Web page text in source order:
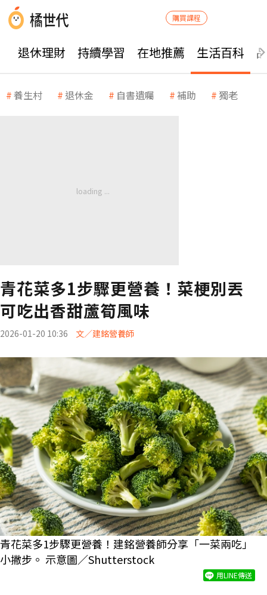
購買課程
退休理財 持續學習 在地推薦 生活百科
養生村 退休金 自書遺囑 補助 獨老
青花菜多1步驟更營養！菜梗別丟
可吃出香甜蘆筍風味
2026-01-20 10:36 文／建銘營養師
青花菜多1步驟更營養！建銘營養師分享「一菜兩吃」
小撇步。 示意圖／Shutterstock
用LINE傳送